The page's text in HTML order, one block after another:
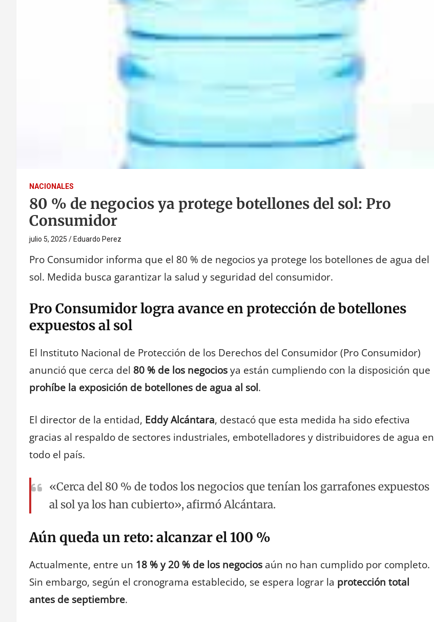
NACIONALES
80 % de negocios ya protege botellones del sol: Pro
Consumidor
julio 5, 2025 Eduardo Perez
Pro Consumidor informa que el 80 % de negocios ya protege los botellones de agua del
sol. Medida busca garantizar la salud y seguridad del consumidor.
Pro Consumidor logra avance en protección de botellones
expuestos al sol
El Instituto Nacional de Protección de los Derechos del Consumidor (Pro Consumidor)
anunció que cerca del 80 % de los negociosya están cumpliendo con la disposición que
prohíbe la exposición de botellones de agua al sol.
El director de la entidad, Eddy Alcántara, destacó que esta medida ha sido efectiva
gracias al respaldo de sectores industriales, embotelladores y distribuidores de agua en
todo el país.
«Cerca del 80 % de todos los negocios que tenían los garrafones expuestos
al sol ya los han cubierto», afirmó Alcántara.
Aún queda un reto: alcanzar el 100 %
Actualmente, entre un 18 % y 20 % de los negocios aún no han cumplido por completo.
Sin embargo, según el cronograma establecido, se espera lograr la protección total
antes de septiembre.